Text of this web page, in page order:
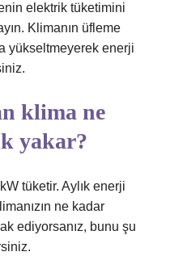
elektrik tüketimini
Klimanın üfleme
yükseltmeyerek enerji
klima ne
yakar?
tüketir. Aylık enerji
ne kadar
ediyorsanız, bunu şu